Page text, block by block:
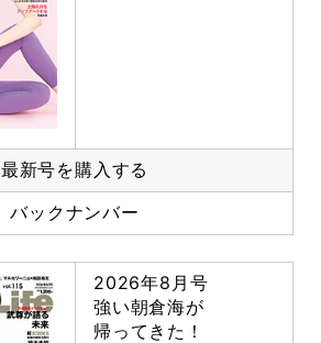
最新号を購入する
バックナンバー
2026年8月号
強い朝倉海が
帰ってきた！